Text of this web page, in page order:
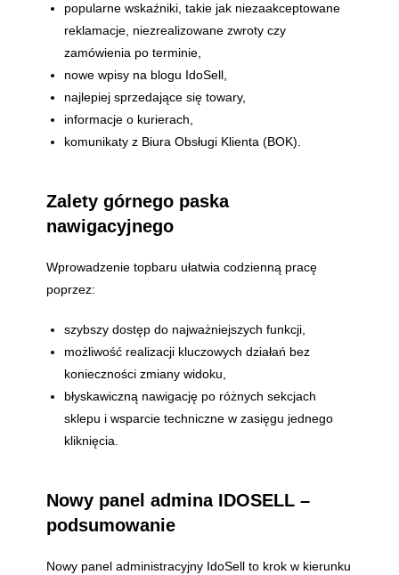
popularne wskaźniki, takie jak niezaakceptowane
reklamacje, niezrealizowane zwroty czy
zamówienia po terminie,
nowe wpisy na blogu IdoSell,
najlepiej sprzedające się towary,
informacje o kurierach,
komunikaty z Biura Obsługi Klienta (BOK).
Zalety górnego paska
nawigacyjnego
Wprowadzenie topbaru ułatwia codzienną pracę
poprzez:
szybszy dostęp do najważniejszych funkcji,
możliwość realizacji kluczowych działań bez
konieczności zmiany widoku,
błyskawiczną nawigację po różnych sekcjach
sklepu i wsparcie techniczne w zasięgu jednego
kliknięcia.
Nowy panel admina IDOSELL –
podsumowanie
Nowy panel administracyjny IdoSell to krok w kierunku